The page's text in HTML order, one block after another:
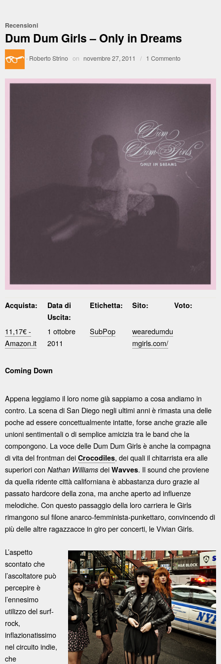
Recensioni
Dum Dum Girls – Only in Dreams
· Roberto Strino on novembre 27, 2011 / 1 Commento
Acquista:
Data di
Uscita:
Etichetta: Sito: Voto:
11,17€ -
Amazon.it
1 ottobre
2011
SubPop
wearedumdu
mgirls.com/
Coming Down
Appena leggiamo il loro nome già sappiamo a cosa andiamo in
contro. La scena di San Diego negli ultimi anni è rimasta una delle
poche ad essere concettualmente intatte, forse anche grazie alle
unioni sentimentali o di semplice amicizia tra le band che la
compongono. La voce delle Dum Dum Girls è anche la compagna
di vita del frontman dei Crocodiles, dei quali il chitarrista era alle
superiori con Nathan Williams dei Wavves. Il sound che proviene
da quella ridente città californiana è abbastanza duro grazie al
passato hardcore della zona, ma anche aperto ad influenze
melodiche. Con questo passaggio della loro carriera le Girls
rimangono sul filone anarco-femminista-punkettaro, convincendo di
più delle altre ragazzacce in giro per concerti, le Vivian Girls.
L’aspetto
scontato che
l’ascoltatore può
percepire è
l’ennesimo
utilizzo del surf-
rock,
inflazionatissimo
nel circuito indie,
che